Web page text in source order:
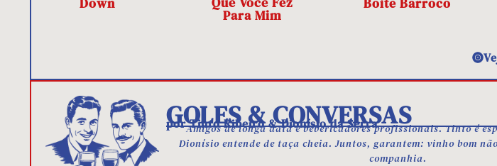
Para Mim
GOLES & CONVERSAS
por Tinto Ribeiro & Dionísio da Serra
Amigos de longa data e bebericadores profissionais. Tinto é
Dionísio entende de taça cheia. Juntos, garantem: vinho bom
companhia.